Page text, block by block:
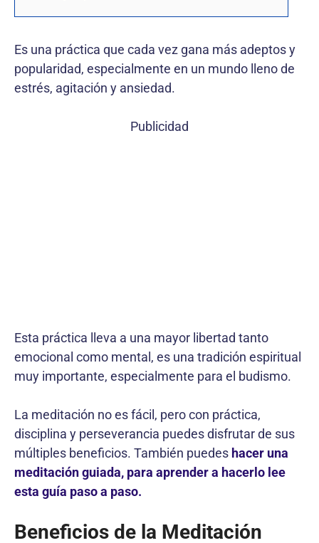
Es una práctica que cada vez gana más adeptos y
popularidad, especialmente en un mundo lleno de
estrés, agitación y ansiedad.
Publicidad
Esta práctica lleva a una mayor libertad tanto
emocional como mental, es una tradición espiritual
muy importante, especialmente para el budismo.
La meditación no es fácil, pero con práctica,
disciplina y perseverancia puedes disfrutar de sus
múltiples beneficios. También puedes hacer una
meditación guiada, para aprender a hacerlo lee
esta guía paso a paso.
Beneficios de la Meditación